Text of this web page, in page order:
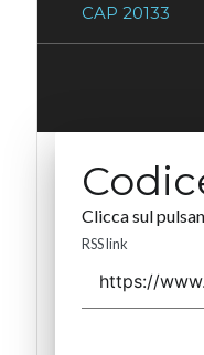
CAP 20133
Clicca sul
RSS link